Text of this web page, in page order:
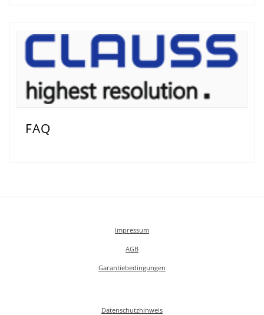
FAQ
Impressum
AGB
Garantiebedingungen
Datenschutzhinweis